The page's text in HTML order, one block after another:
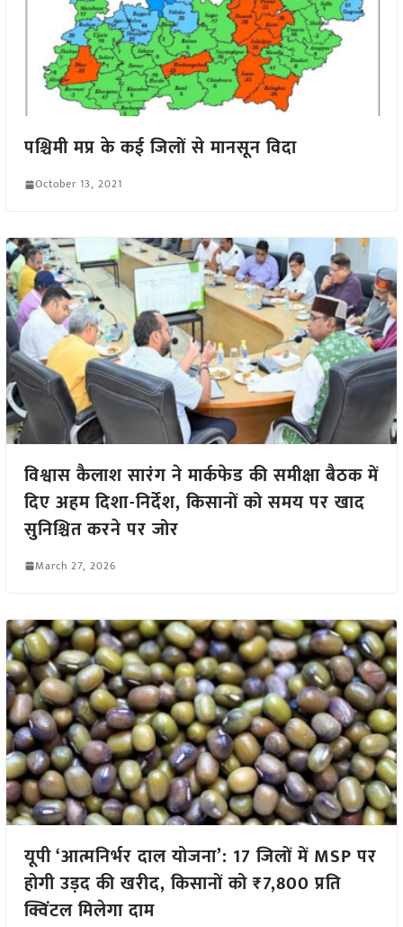
पश्चिमी मप्र के कई जिलों से मानसून विदा
October 13, 2021
विश्वास कैलाश सारंग ने मार्कफेड की समीक्षा बैठक में
दिए अहम दिशा-निर्देश, किसानों को समय पर खाद
सुनिश्चित करने पर जोर
March 27, 2026
यूपी ‘आत्मनिर्भर दाल योजना’: 17 जिलों में MSP पर
होगी उड़द की खरीद, किसानों को ₹7,800 प्रति
क्विंटल मिलेगा दाम